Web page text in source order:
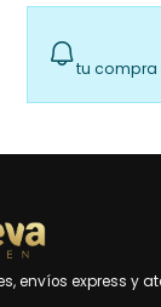
tu compra
express y